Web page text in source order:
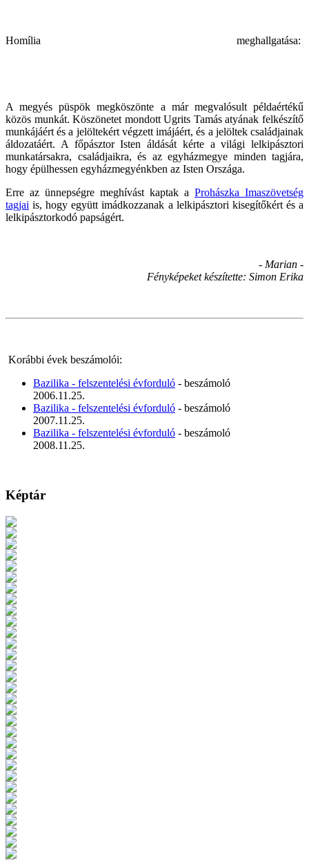
Homília meghallgatása:
A megyés püspök megköszönte a már megvalósult példaértékű
közös munkát. Köszönetet mondott Ugrits Tamás atyának felkészítő
munkájáért és a jelöltekért végzett imájáért, és a jelöltek családjainak
áldozatáért. A főpásztor Isten áldását kérte a világi lelkipásztori
munkatársakra, családjaikra, és az egyházmegye minden tagjára,
hogy épülhessen egyházmegyénkben az Isten Országa.
Erre az ünnepségre meghívást kaptak a Prohászka Imaszövetség
tagjai is, hogy együtt imádkozzanak a lelkipásztori kisegítőkért és a
lelkipásztorkodó papságért.
- Marian -
Fényképeket készítette: Simon Erika
Korábbi évek beszámolói:
Bazilika - felszentelési évforduló - beszámoló
2006.11.25.
Bazilika - felszentelési évforduló - beszámoló
2007.11.25.
Bazilika - felszentelési évforduló - beszámoló
2008.11.25.
Képtár